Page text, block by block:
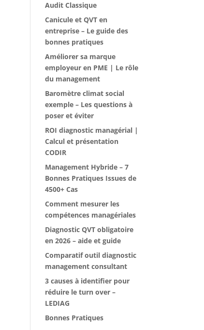
Audit Classique
Canicule et QVT en
entreprise – Le guide des
bonnes pratiques
Améliorer sa marque
employeur en PME | Le rôle
du management
Baromètre climat social
exemple – Les questions à
poser et éviter
ROI diagnostic managérial |
Calcul et présentation
CODIR
Management Hybride – 7
Bonnes Pratiques Issues de
4500+ Cas
Comment mesurer les
compétences managériales
Diagnostic QVT obligatoire
en 2026 – aide et guide
Comparatif outil diagnostic
management consultant
3 causes à identifier pour
réduire le turn over –
LEDIAG
Bonnes Pratiques